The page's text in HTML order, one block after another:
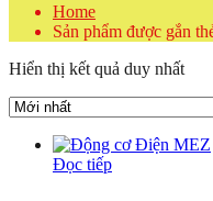
Home
Sản phẩm được gắn
Hiển thị kết quả duy nhất
Đọc tiếp